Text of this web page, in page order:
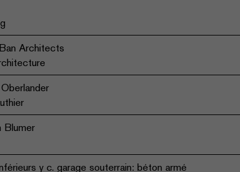
Architects
Blumer
y c. garage souterrain: béton armé